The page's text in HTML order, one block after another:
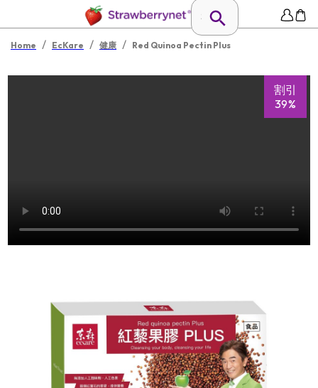
Home / EcKare / 健康 / Red Quinoa Pectin Plus
割引
39%